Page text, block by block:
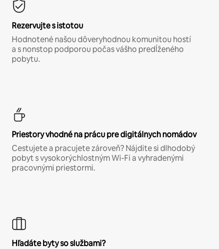
Rezervujte s istotou
Hodnotené našou dôveryhodnou komunitou hostí
a s nonstop podporou počas vášho predĺženého
pobytu.
Priestory vhodné na prácu pre digitálnych nomádov
Cestujete a pracujete zároveň? Nájdite si dlhodobý
pobyt s vysokorýchlostným Wi-Fi a vyhradenými
pracovnými priestormi.
Hľadáte byty so službami?